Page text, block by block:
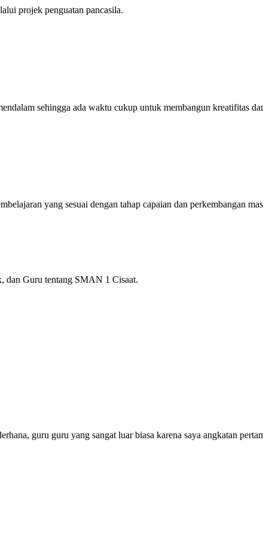
projek penguatan pancasila.
sehingga ada waktu cukup untuk membangun kreatifitas
yang sesuai dengan tahap capaian dan perkembangan
dan Guru tentang SMAN 1 Cisaat.
guru guru yang sangat luar biasa karena saya angkatan